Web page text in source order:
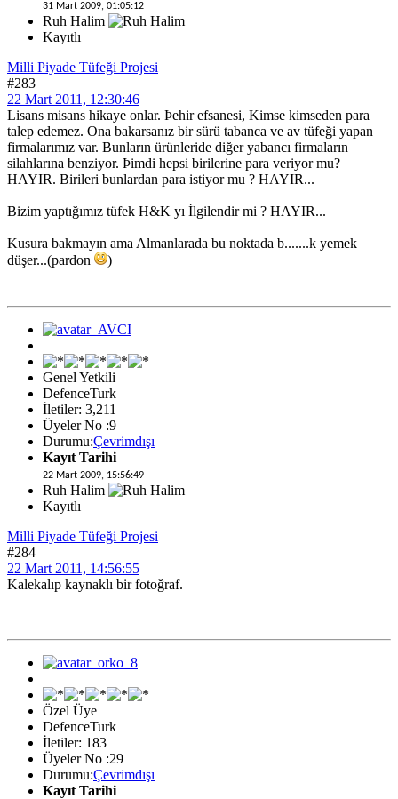
31 Mart 2009, 01:05:12
Ruh Halim
Kayıtlı
Milli Piyade Tüfeği Projesi
#283
22 Mart 2011, 12:30:46
Lisans misans hikaye onlar. Þehir efsanesi, Kimse kimseden para
talep edemez. Ona bakarsanız bir sürü tabanca ve av tüfeği yapan
firmalarımız var. Bunların ürünleride diğer yabancı firmaların
silahlarına benziyor. Þimdi hepsi birilerine para veriyor mu?
HAYIR. Birileri bunlardan para istiyor mu ? HAYIR...
Bizim yaptığımız tüfek H&K yı İlgilendir mi ? HAYIR...
Kusura bakmayın ama Almanlarada bu noktada b.......k yemek
düşer...(pardon
)
Genel Yetkili
DefenceTurk
İletiler: 3,211
Üyeler No :9
Durumu:Çevrimdışı
Kayıt Tarihi
22 Mart 2009, 15:56:49
Ruh Halim
Kayıtlı
Milli Piyade Tüfeği Projesi
#284
22 Mart 2011, 14:56:55
Kalekalıp kaynaklı bir fotoğraf.
Özel Üye
DefenceTurk
İletiler: 183
Üyeler No :29
Durumu:Çevrimdışı
Kayıt Tarihi